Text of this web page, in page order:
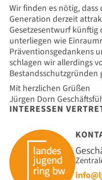
INTERESSEN
Wir finden es nötig,
Generation derzeit
Gesetzesentwurf
unterliegen wie
Präventionsgedankens
schlagen wir allerdings
Mit herzlichen Grüßen
Jürgen Dorn